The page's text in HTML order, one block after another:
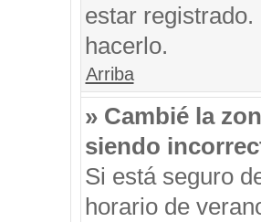
estar
hacerlo.
Arriba
» Cambié la
siendo
Si está seguro
horario de